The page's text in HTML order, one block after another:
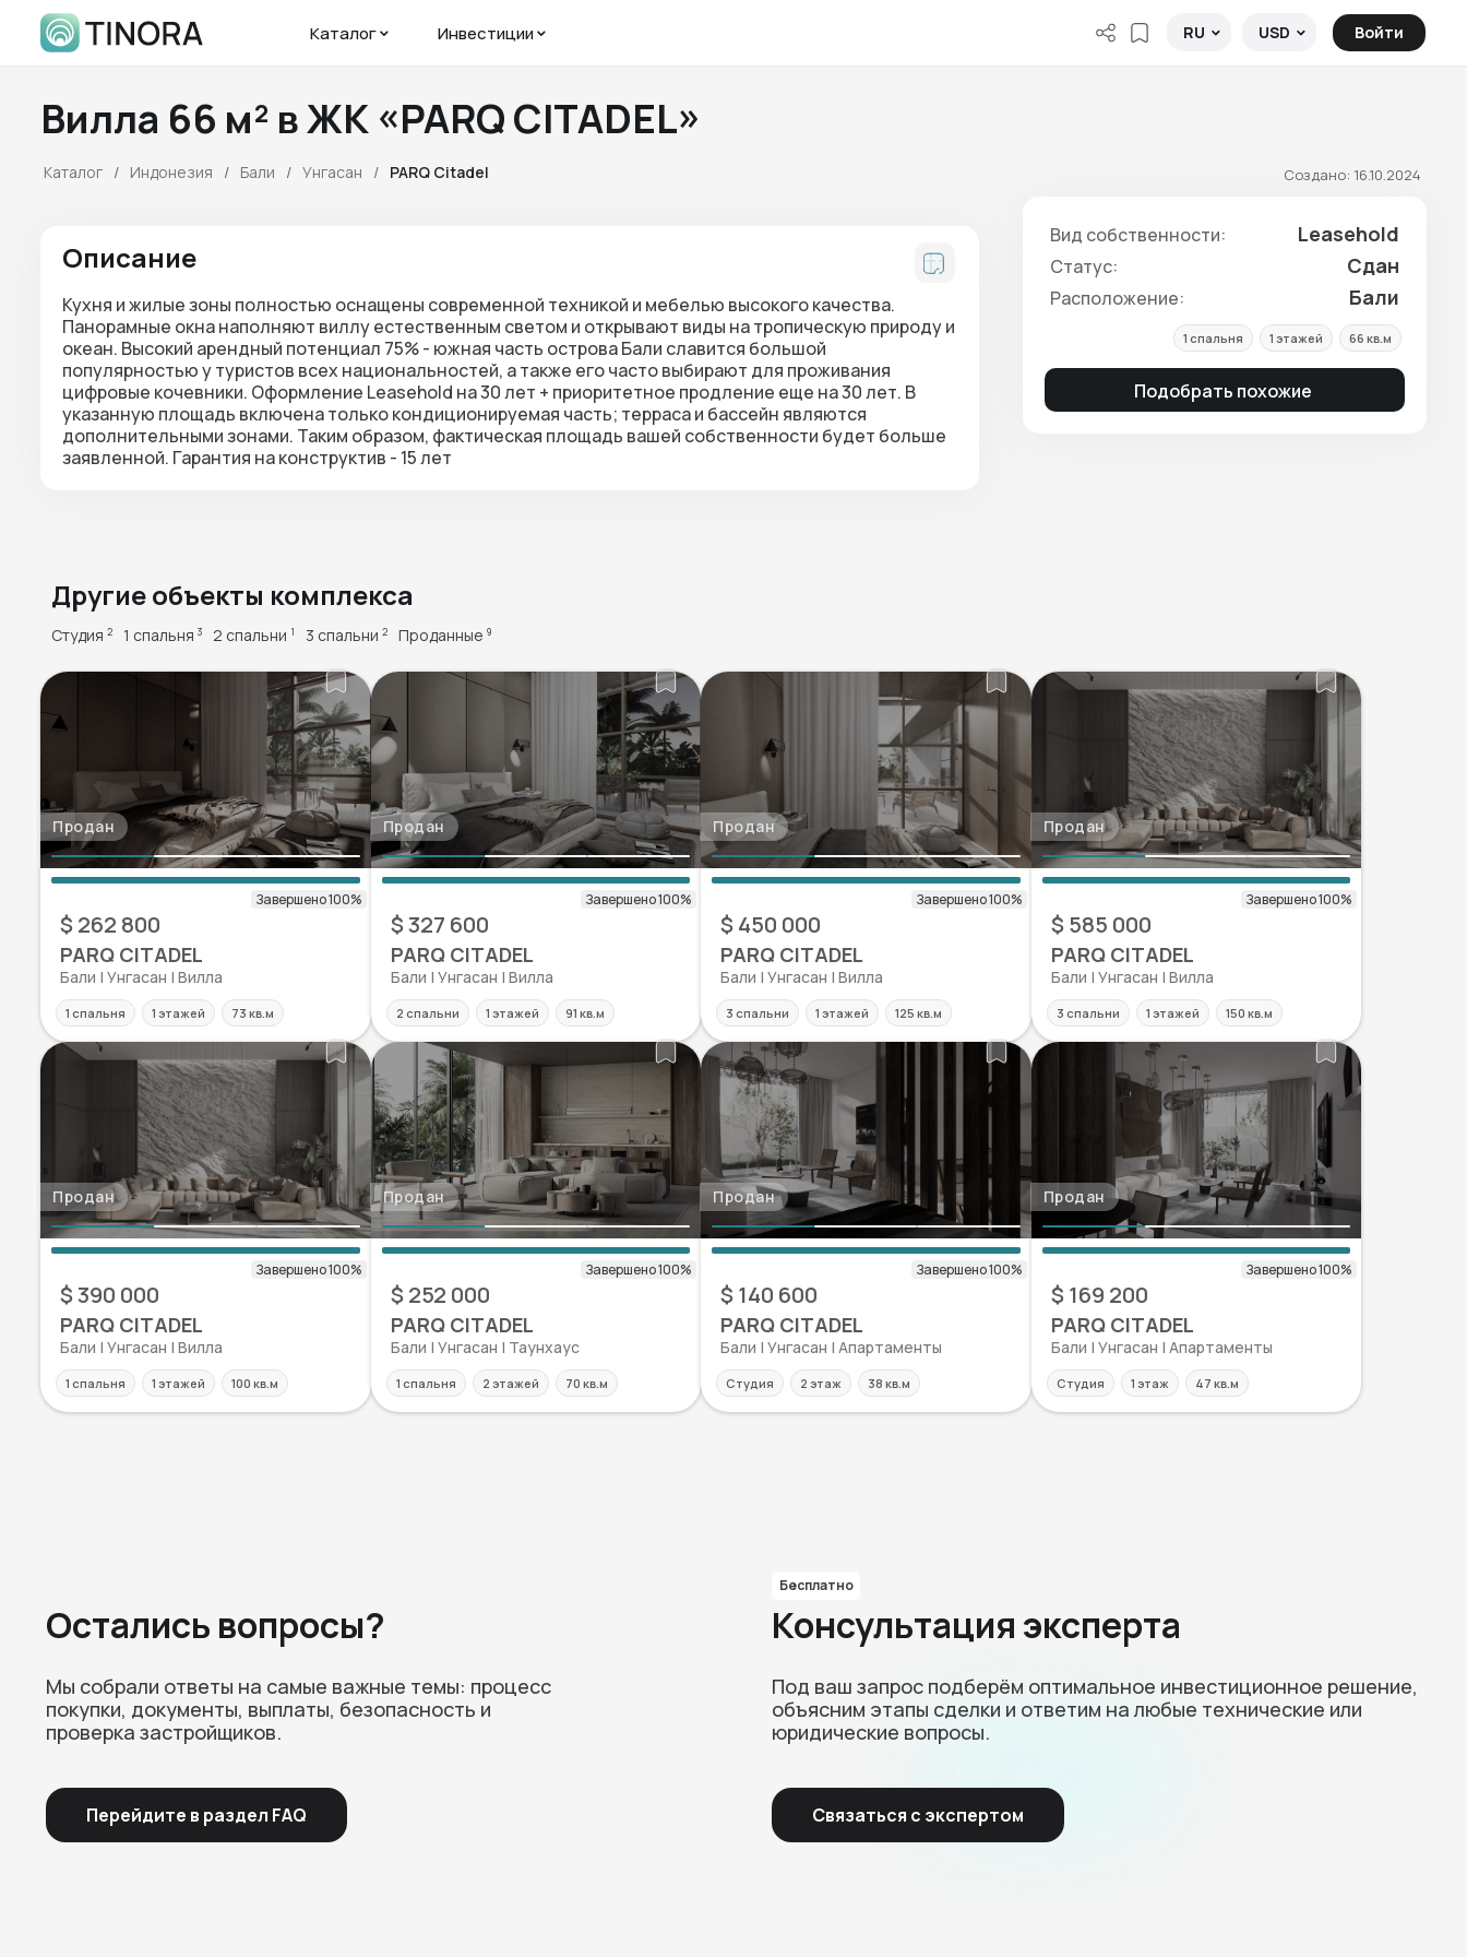
Каталог Инвестиции RU USD Войти
Вилла 66 м² в ЖК «PARQ CITADEL»
Каталог Индонезия Бали Унгаcан PARQ Citadel Создано: 16.10.2024
Вид собственности: Leasehold
Статус: Сдан
Расположение: Бали
1 спальня 1 этажей 66 кв.м
Подобрать похожие
Описание
Кухня и жилые зоны полностью оснащены современной техникой и мебелью высокого качества.
Панорамные окна наполняют виллу естественным светом и открывают виды на тропическую природу и
океан. Высокий арендный потенциал 75% - южная часть острова Бали славится большой
популярностью у туристов всех национальностей, а также его часто выбирают для проживания
цифровые кочевники. Оформление Leasehold на 30 лет + приоритетное продление еще на 30 лет. В
указанную площадь включена только кондиционируемая часть; терраса и бассейн являются
дополнительными зонами. Таким образом, фактическая площадь вашей собственности будет больше
заявленной. Гарантия на конструктив - 15 лет
Другие объекты комплекса
Студия 2 1 спальня 3 2 спальни 1 3 спальни 2 Проданные 9
Продан
$ 262 800
PARQ CITADEL
Бали | Унгаcан | Вилла
1 спальня 1 этажей 73 кв.м
Продан
$ 327 600
PARQ CITADEL
Бали | Унгаcан | Вилла
2 спальни 1 этажей 91 кв.м
Продан
$ 450 000
PARQ CITADEL
Бали | Унгаcан | Вилла
3 спальни 1 этажей 125 кв.м
Продан
$ 585 000
PARQ CITADEL
Бали | Унгаcан | Вилла
3 спальни 1 этажей 150 кв.м
Продан
$ 390 000
PARQ CITADEL
Бали | Унгаcан | Вилла
1 спальня 1 этажей 100 кв.м
Продан
$ 252 000
PARQ CITADEL
Бали | Унгаcан | Таунхаус
1 спальня 2 этажей 70 кв.м
Продан
$ 140 600
PARQ CITADEL
Бали | Унгаcан | Апартаменты
Студия 2 этаж 38 кв.м
Продан
$ 169 200
PARQ CITADEL
Бали | Унгаcан | Апартаменты
Студия 1 этаж 47 кв.м
Остались вопросы?
Мы собрали ответы на самые важные темы: процесс
покупки, документы, выплаты, безопасность и
проверка застройщиков.
Перейдите в раздел FAQ
Бесплатно
Консультация эксперта
Под ваш запрос подберём оптимальное инвестиционное решение,
объясним этапы сделки и ответим на любые технические или
юридические вопросы.
Связаться с экспертом